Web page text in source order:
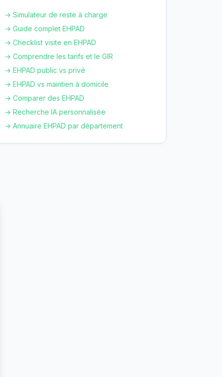
→ Simulateur de reste à charge
→ Guide complet EHPAD
→ Checklist visite en EHPAD
→ Comprendre les tarifs et le GIR
→ EHPAD public vs privé
→ EHPAD vs maintien à domicile
→ Comparer des EHPAD
→ Recherche IA personnalisée
→ Annuaire EHPAD par département